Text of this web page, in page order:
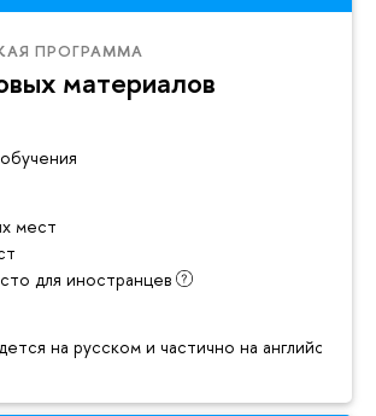
ПРОГРАММА
материалов
мест
для иностранцев
на русском и частично на английском